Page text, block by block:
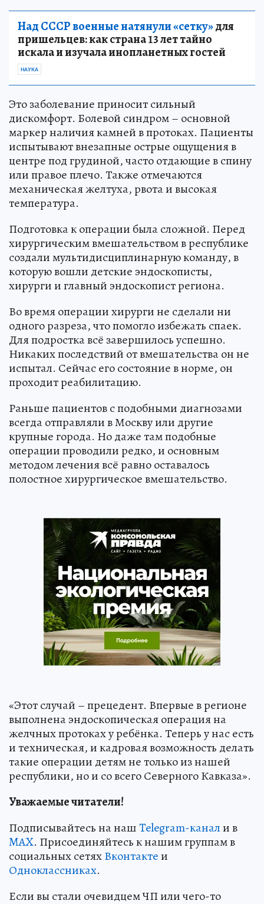
Над СССР военные натянули «сетку»для
пришельцев: как страна 13 лет тайно
искала и изучала инопланетных гостей
НАУКА
Это заболевание приносит сильный
дискомфорт. Болевой синдром – основной
маркер наличия камней в протоках. Пациенты
испытывают внезапные острые ощущения в
центре под грудиной, часто отдающие в спину
или правое плечо. Также отмечаются
механическая желтуха, рвота и высокая
температура.
Подготовка к операции была сложной. Перед
хирургическим вмешательством в республике
создали мультидисциплинарную команду, в
которую вошли детские эндоскописты,
хирурги и главный эндоскопист региона.
Во время операции хирурги не сделали ни
одного разреза, что помогло избежать спаек.
Для подростка всё завершилось успешно.
Никаких последствий от вмешательства он не
испытал. Сейчас его состояние в норме, он
проходит реабилитацию.
Раньше пациентов с подобными диагнозами
всегда отправляли в Москву или другие
крупные города. Но даже там подобные
операции проводили редко, и основным
методом лечения всё равно оставалось
полостное хирургическое вмешательство.
«Этот случай – прецедент. Впервые в регионе
выполнена эндоскопическая операция на
желчных протоках у ребёнка. Теперь у нас есть
и техническая, и кадровая возможность делать
такие операции детям не только из нашей
республики, но и со всего Северного Кавказа».
Уважаемые читатели!
Подписывайтесь на нашTelegram-канали в
MAX. Присоединяйтесь к нашим группам в
социальных сетяхВконтактеи
Одноклассниках.
Если вы стали очевидцем ЧП или чего-то